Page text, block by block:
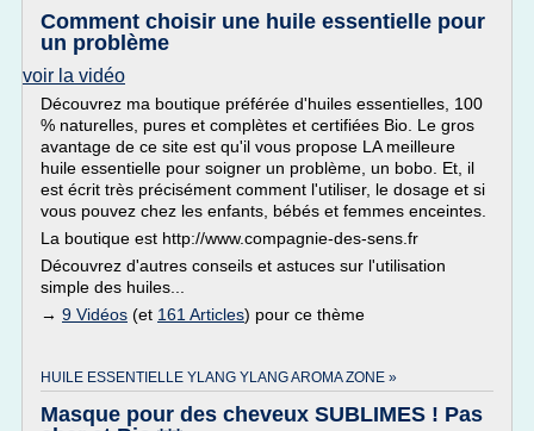
Comment choisir une huile essentielle pour
un problème
voir la vidéo
Découvrez ma boutique préférée d'huiles essentielles, 100
% naturelles, pures et complètes et certifiées Bio. Le gros
avantage de ce site est qu'il vous propose LA meilleure
huile essentielle pour soigner un problème, un bobo. Et, il
est écrit très précisément comment l'utiliser, le dosage et si
vous pouvez chez les enfants, bébés et femmes enceintes.
La boutique est http://www.compagnie-des-sens.fr
Découvrez d'autres conseils et astuces sur l'utilisation
simple des huiles...
→ 9 Vidéos (et 161 Articles) pour ce thème
HUILE ESSENTIELLE YLANG YLANG AROMA ZONE »
Masque pour des cheveux SUBLIMES ! Pas